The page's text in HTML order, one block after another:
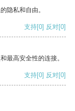
隐私和自由。
支持[0] 反对[0]
最高安全性的连接。
支持[0] 反对[0]